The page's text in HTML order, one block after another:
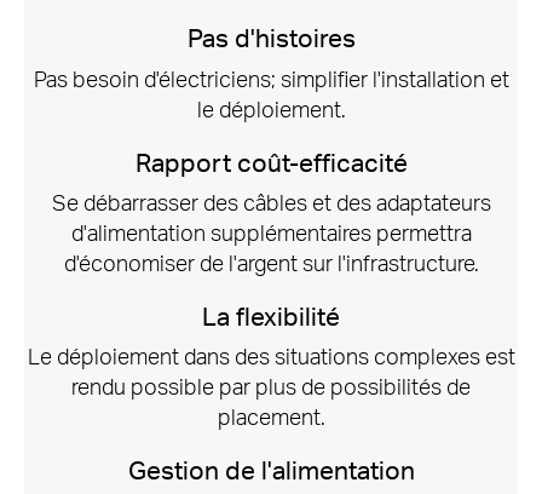
Pas d'histoires
Pas besoin d'électriciens; simplifier l'installation et
le déploiement.
Rapport coût-efficacité
Se débarrasser des câbles et des adaptateurs
d'alimentation supplémentaires permettra
d'économiser de l'argent sur l'infrastructure.
La flexibilité
Le déploiement dans des situations complexes est
rendu possible par plus de possibilités de
placement.
Gestion de l'alimentation